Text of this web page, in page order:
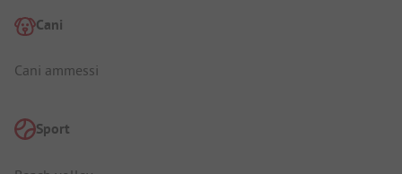
Cani
Cani ammessi
Sport